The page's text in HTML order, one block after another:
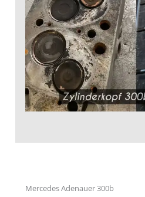
Mercedes Adenauer 300b